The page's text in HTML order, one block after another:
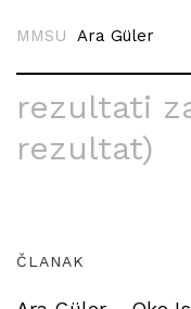
MMSU Ara Güler
rezultati
rezultat)
ČLANAK